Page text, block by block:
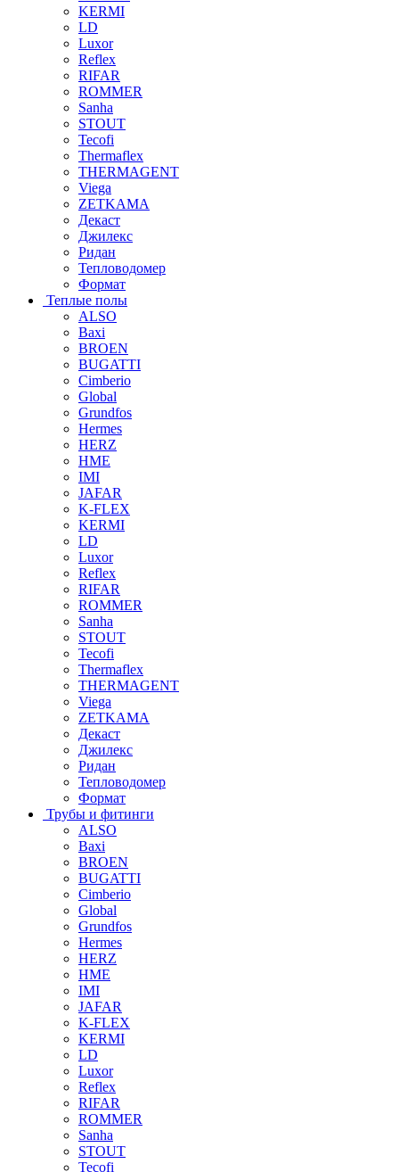
KERMI
LD
Luxor
Reflex
RIFAR
ROMMER
Sanha
STOUT
Tecofi
Thermaflex
THERMAGENT
Viega
ZETKAMA
Декаст
Джилекс
Ридан
Тепловодомер
Формат
Теплые полы
ALSO
Baxi
BROEN
BUGATTI
Cimberio
Global
Grundfos
Hermes
HERZ
HME
IMI
JAFAR
K-FLEX
KERMI
LD
Luxor
Reflex
RIFAR
ROMMER
Sanha
STOUT
Tecofi
Thermaflex
THERMAGENT
Viega
ZETKAMA
Декаст
Джилекс
Ридан
Тепловодомер
Формат
Трубы и фитинги
ALSO
Baxi
BROEN
BUGATTI
Cimberio
Global
Grundfos
Hermes
HERZ
HME
IMI
JAFAR
K-FLEX
KERMI
LD
Luxor
Reflex
RIFAR
ROMMER
Sanha
STOUT
Tecofi